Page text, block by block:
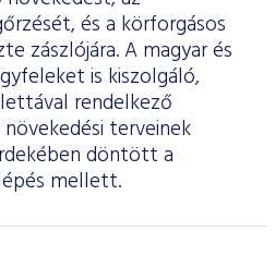
és a körforgásos
zászlójára. A magyar és
is kiszolgáló,
rendelkező
terveinek
döntött a
mellett.